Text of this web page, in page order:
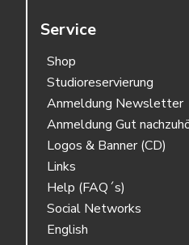
Service
Shop
Studioreservierung
Anmeldung Newsletter
Anmeldung Gut
Logos & Banner (CD)
Links
Help (FAQ´s)
Social Networks
English